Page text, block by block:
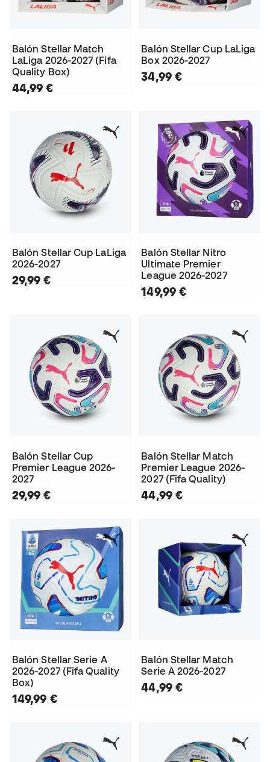
Balón Stellar Match
LaLiga 2026-2027 (Fifa
Quality Box)
44,99 €
Balón Stellar Cup LaLiga
Box 2026-2027
34,99 €
Balón Stellar Cup LaLiga
2026-2027
29,99 €
Balón Stellar Nitro
Ultimate Premier
League 2026-2027
149,99 €
Balón Stellar Cup
Premier League 2026-
2027
29,99 €
Balón Stellar Match
Premier League 2026-
2027 (Fifa Quality)
44,99 €
Balón Stellar Serie A
2026-2027 (Fifa Quality
Box)
149,99 €
Balón Stellar Match
Serie A 2026-2027
44,99 €